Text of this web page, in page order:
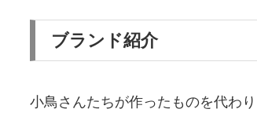
ブランド紹介
小鳥さんたちが作ったものを代わ